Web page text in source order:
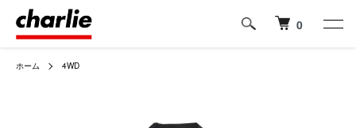
0
ホーム 4WD